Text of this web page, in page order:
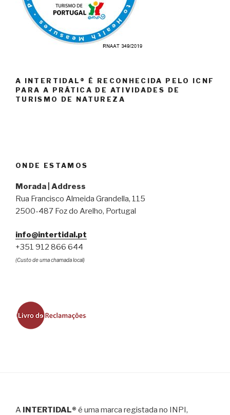
A INTERTIDAL® É RECONHECIDA PELO ICNF
PARA A PRÁTICA DE ATIVIDADES DE
TURISMO DE NATUREZA
ONDE ESTAMOS
Morada | Address
Rua Francisco Almeida Grandella, 115
2500-487 Foz do Arelho, Portugal
info@intertidal.pt
+351 912 866 644
(Custo de uma chamada local)
A INTERTIDAL® é uma marca registada no INPI,